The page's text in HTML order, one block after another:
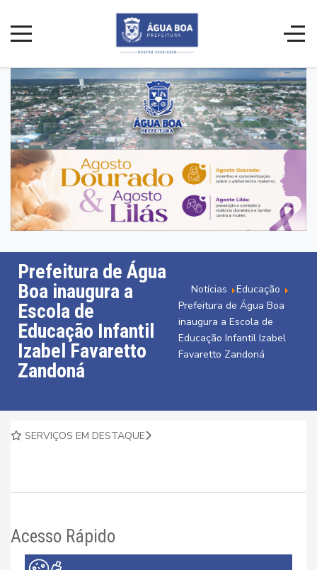
Prefeitura de Água
Boa inaugura a
Escola de
Educação Infantil
Izabel Favaretto
Zandoná
Notícias
Educação
Prefeitura de Água Boa
inaugura a Escola de
Educação Infantil Izabel
Favaretto Zandoná
SERVIÇOS EM DESTAQUE
Acesso Rápido